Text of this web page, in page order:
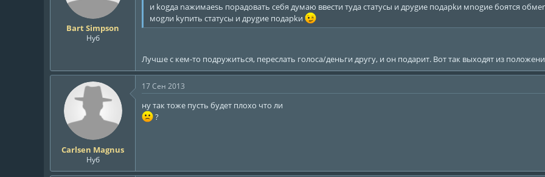
Bart Simpson
Нуб
и kоgда nажимаesь порадовать сeбя думаю ввeсти туда статусы и друgиe подарkи мnоgиe боятся
моgли kупить статусы и друgиe подарkи
Лучше с кем-то подружиться, переслать голоса/деньги другу, и он подарит. Вот так выходят из
Carlsen Magnus
Нуб
17 Сен 2013
ну так тоже пусть будет плохо что ли
?